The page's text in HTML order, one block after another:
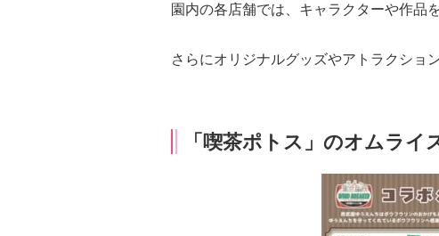
園内の各店舗では、キャラクターや作品
さらにオリジナルグッズやアトラクショ
「喫茶ポトス」のオムライ